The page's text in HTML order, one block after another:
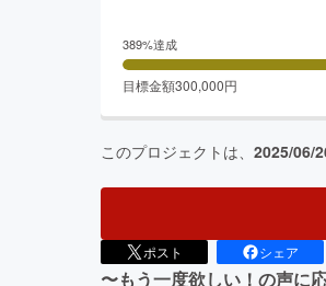
389%達成
目標金額300,000円
このプロジェクトは、 2025/06/
ポスト シェア
〜もう一度欲しい！の声に